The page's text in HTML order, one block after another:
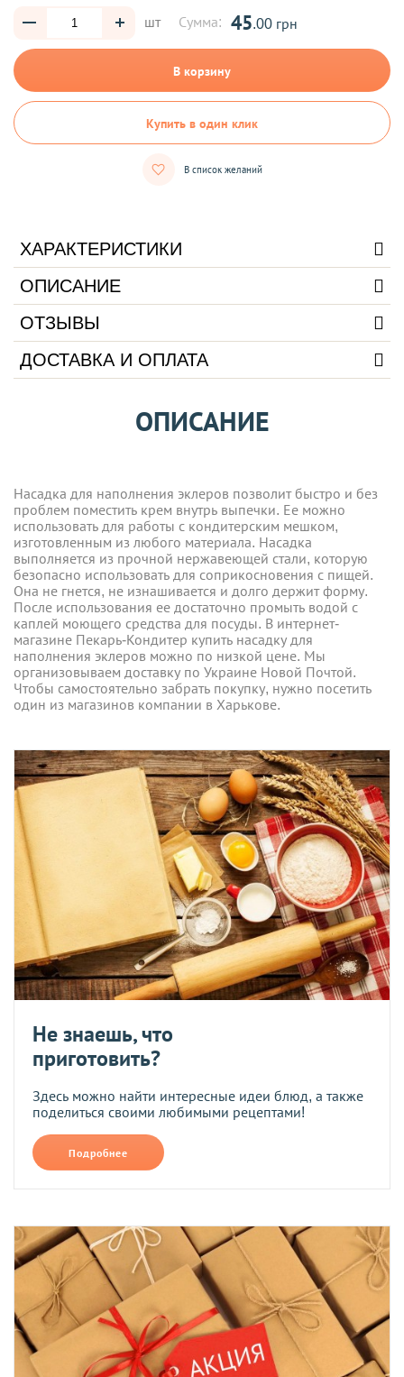
шт Сумма: 45.00 грн
В корзину
Купить в один клик
В список желаний
ХАРАКТЕРИСТИКИ
ОПИСАНИЕ
ОТЗЫВЫ
ДОСТАВКА И ОПЛАТА
ОПИСАНИЕ
Насадка для наполнения эклеров позволит быстро и без
проблем поместить крем внутрь выпечки. Ее можно
использовать для работы с кондитерским мешком,
изготовленным из любого материала. Насадка
выполняется из прочной нержавеющей стали, которую
безопасно использовать для соприкосновения с пищей.
Она не гнется, не изнашивается и долго держит форму.
После использования ее достаточно промыть водой с
каплей моющего средства для посуды. В интернет-
магазине Пекарь-Кондитер купить насадку для
наполнения эклеров можно по низкой цене. Мы
организовываем доставку по Украине Новой Почтой.
Чтобы самостоятельно забрать покупку, нужно посетить
один из магазинов компании в Харькове.
Не знаешь, что
приготовить?
Здесь можно найти интересные идеи блюд, а также
поделиться своими любимыми рецептами!
Подробнее